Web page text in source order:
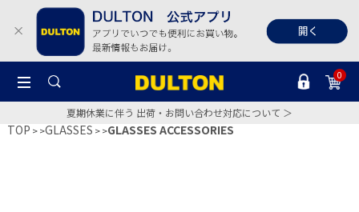
0
夏期休業に伴う 出荷・お問い合わせ対応について ＞
TOP >GLASSES >GLASSES ACCESSORIES